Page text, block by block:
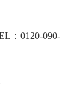
：0120-090-